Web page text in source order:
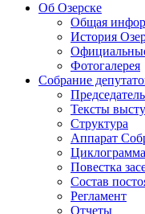
Об Озерске
Общая
История
Фотогалерея
Собрание
Тексты
Структура
Аппарат
Циклограмма
Повестка
Состав
Регламент
Отчеты